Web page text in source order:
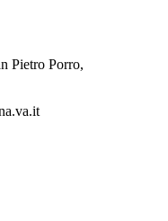
Pietro Porro,